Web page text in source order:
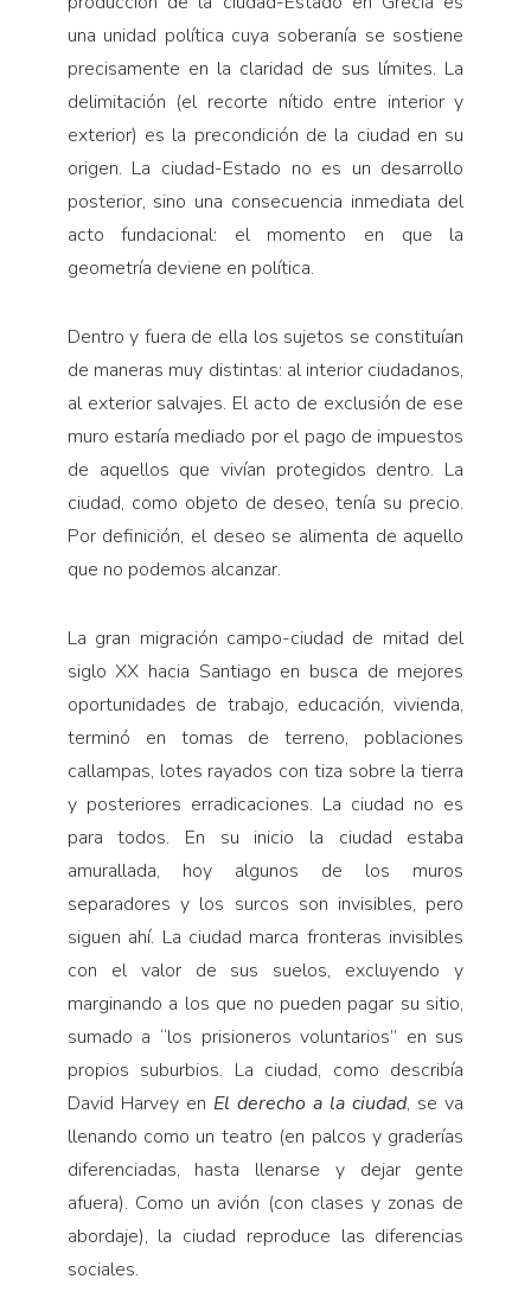
una unidad política cuya soberanía se sostiene
precisamente en la claridad de sus límites. La
delimitación (el recorte nítido entre interior y
exterior) es la precondición de la ciudad en su
origen. La ciudad-Estado no es un desarrollo
posterior, sino una consecuencia inmediata del
acto fundacional: el momento en que la
geometría deviene en política.
Dentro y fuera de ella los sujetos se constituían
de maneras muy distintas: al interior ciudadanos,
al exterior salvajes. El acto de exclusión de ese
muro estaría mediado por el pago de impuestos
de aquellos que vivían protegidos dentro. La
ciudad, como objeto de deseo, tenía su precio.
Por definición, el deseo se alimenta de aquello
que no podemos alcanzar.
La gran migración campo-ciudad de mitad del
siglo XX hacia Santiago en busca de mejores
oportunidades de trabajo, educación, vivienda,
terminó en tomas de terreno, poblaciones
callampas, lotes rayados con tiza sobre la tierra
y posteriores erradicaciones. La ciudad no es
para todos. En su inicio la ciudad estaba
amurallada, hoy algunos de los muros
separadores y los surcos son invisibles, pero
siguen ahí. La ciudad marca fronteras invisibles
con el valor de sus suelos, excluyendo y
marginando a los que no pueden pagar su sitio,
sumado a “los prisioneros voluntarios” en sus
propios suburbios. La ciudad, como describía
David Harvey en El derecho a la ciudad, se va
llenando como un teatro (en palcos y graderías
diferenciadas, hasta llenarse y dejar gente
afuera). Como un avión (con clases y zonas de
abordaje), la ciudad reproduce las diferencias
sociales.